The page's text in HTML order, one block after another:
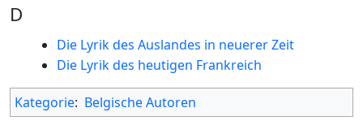
D
Die Lyrik des Auslandes in neuerer Zeit
Die Lyrik des heutigen Frankreich
Kategorie: Belgische Autoren